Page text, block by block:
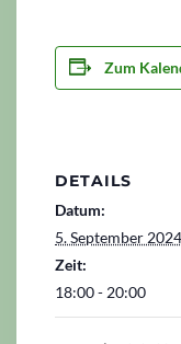
Zum
DETAILS
Datum:
5. September 2024
Zeit:
18:00 - 20:00